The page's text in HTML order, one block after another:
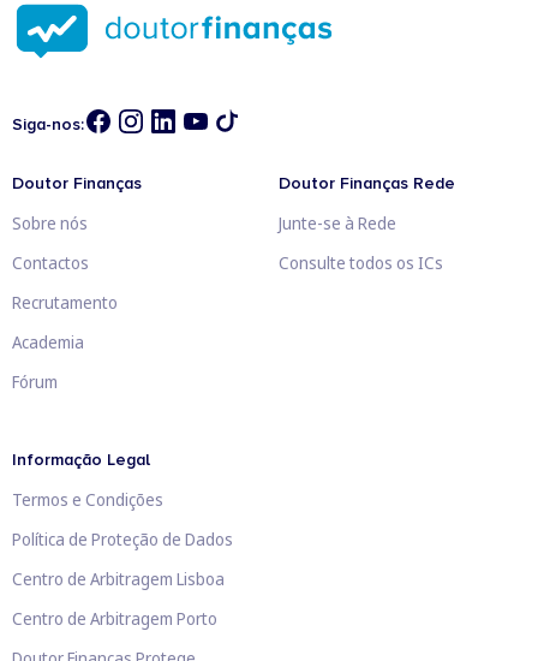
Siga-nos:
Doutor Finanças
Sobre nós
Contactos
Recrutamento
Academia
Fórum
Doutor Finanças Rede
Junte-se à Rede
Consulte todos os ICs
Informação Legal
Termos e Condições
Política de Proteção de Dados
Centro de Arbitragem Lisboa
Centro de Arbitragem Porto